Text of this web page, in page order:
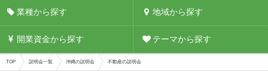
業種から探す 地域から探す
開業資金から探す テーマから探す
TOP 説明会一覧 沖縄の説明会 不動産の説明会